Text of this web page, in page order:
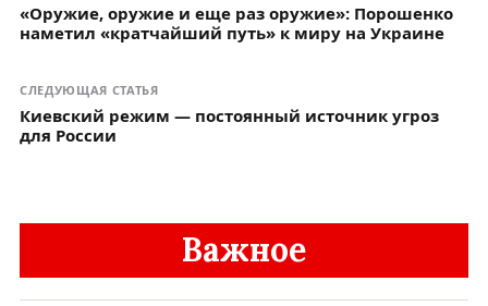
«Оружие, оружие и еще раз оружие»: Порошенко
наметил «кратчайший путь» к миру на Украине
СЛЕДУЮЩАЯ СТАТЬЯ
Киевский режим — постоянный источник угроз
для России
Важное